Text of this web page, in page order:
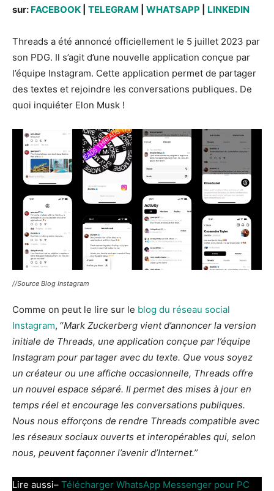
sur: FACEBOOK TELEGRAM WHATSAPP LINKEDIN
Threads a été annoncé officiellement le 5 juillet 2023 par
son PDG. Il s’agit d’une nouvelle application conçue par
l’équipe Instagram. Cette application permet de partager
des textes et rejoindre les conversations publiques. De
quoi inquiéter Elon Musk !
//Source Blog Instagram
Comme on peut le lire sur le blog du réseau social
Instagram, ‘‘Mark Zuckerberg vient d’annoncer la version
initiale de Threads, une application conçue par l’équipe
Instagram pour partager avec du texte. Que vous soyez
un créateur ou une affiche occasionnelle, Threads offre
un nouvel espace séparé. Il permet des mises à jour en
temps réel et encourage les conversations publiques.
Nous nous efforçons de rendre Threads compatible avec
les réseaux sociaux ouverts et interopérables qui, selon
nous, peuvent façonner l’avenir d’Internet.’’
Lire aussi– Télécharger WhatsApp Messenger pour PC